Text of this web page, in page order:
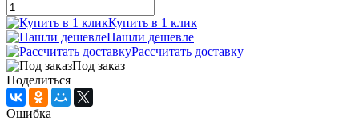
Купить в 1 клик
Нашли дешевле
Рассчитать доставку
Под заказ
Поделиться
Ошибка